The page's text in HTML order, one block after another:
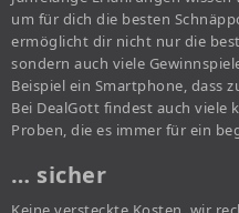
um für dich die besten
ermöglicht dir nicht nur die
sondern auch viele
Beispiel ein Smartphone, dass
Bei DealGott findest auch viele
Proben, die es immer für ein
… sicher